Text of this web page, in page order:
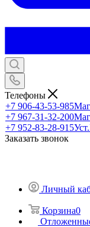
Телефоны
+7 906-43-53-985
+7 967-31-32-200
+7 952-83-28-915
Заказать звонок
Личный
Корзина0